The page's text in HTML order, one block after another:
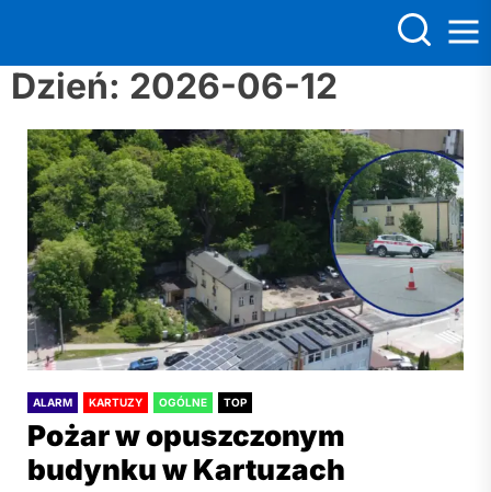
Dzień: 2026-06-12
ALARM KARTUZY OGÓLNE TOP
Pożar w opuszczonym
budynku w Kartuzach